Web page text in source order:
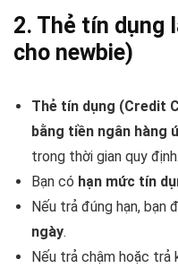
2. Thẻ tín dụng
cho newbie)
Thẻ tín dụng (Credit
bằng tiền ngân hàng
trong thời gian quy định.
Bạn có hạn mức tín
Nếu trả đúng hạn, bạn
ngày.
Nếu trả chậm hoặc trả